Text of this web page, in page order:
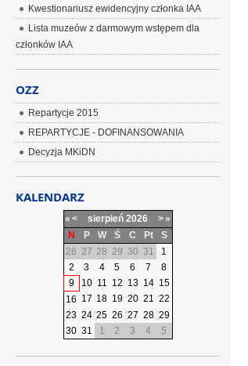
Kwestionariusz ewidencyjny członka IAA
Lista muzeów z darmowym wstępem dla
członków IAA
OZZ
Repartycje 2015
REPARTYCJE - DOFINANSOWANIA
Decyzja MKiDN
KALENDARZ
« < sierpień 2026 >»
N
P W Ś C Pt
S
26 27 28 29 30 31
1
2
3 4 5 6 7
8
9
10 11 12 13 14 15
16 17 18 19 20 21 22
23 24 25 26 27 28 29
30 31 1 2 3 4 5